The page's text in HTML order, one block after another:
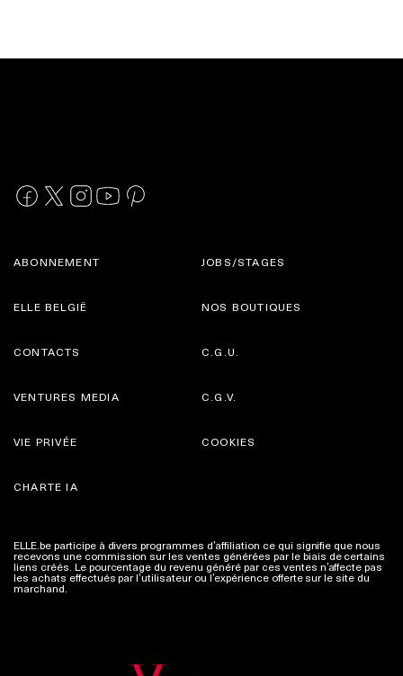
ABONNEMENT
ELLE BELGIË
JOBS/STAGES
NOS BOUTIQUES
CONTACTS
VENTURES MEDIA
C.G.U.
C.G.V.
VIE PRIVÉE
CHARTE IA
COOKIES
ELLE.be participe à divers programmes d’affiliation ce qui signifie que nous
recevons une commission sur les ventes générées par le biais de certains
liens créés. Le pourcentage du revenu généré par ces ventes n’affecte pas
les achats effectués par l’utilisateur ou l’expérience offerte sur le site du
marchand. Plus d'infos